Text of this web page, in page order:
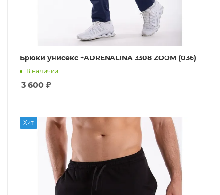
Брюки унисекс +ADRENALINA 3308 ZOOM (036)
В наличии
3 600 ₽
Хит